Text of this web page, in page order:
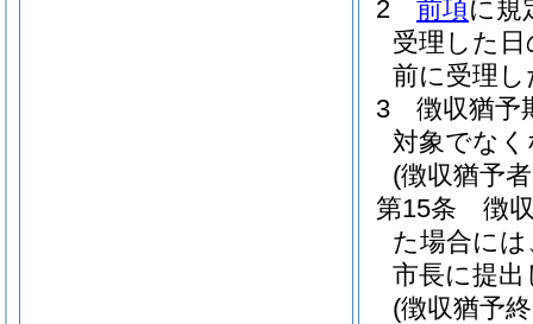
2
前項に規
受理した
前に受理
3
徴収猶予
対象でな
(徴収猶予
第15条
徴
た場合に
市長に提
(徴収猶予